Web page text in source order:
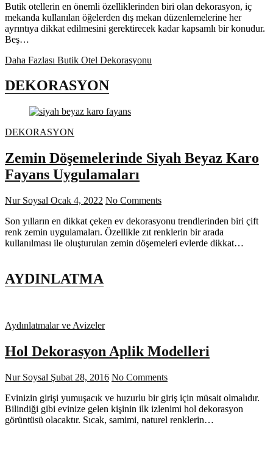
Butik otellerin en önemli özelliklerinden biri olan dekorasyon, iç
mekanda kullanılan öğelerden dış mekan düzenlemelerine her
ayrıntıya dikkat edilmesini gerektirecek kadar kapsamlı bir konudur.
Beş…
Daha Fazlası Butik Otel Dekorasyonu
DEKORASYON
DEKORASYON
Zemin Döşemelerinde Siyah Beyaz Karo
Fayans Uygulamaları
Nur Soysal Ocak 4, 2022 No Comments
Son yılların en dikkat çeken ev dekorasyonu trendlerinden biri çift
renk zemin uygulamaları. Özellikle zıt renklerin bir arada
kullanılması ile oluşturulan zemin döşemeleri evlerde dikkat…
AYDINLATMA
Aydınlatmalar ve Avizeler
Hol Dekorasyon Aplik Modelleri
Nur Soysal Şubat 28, 2016 No Comments
Evinizin girişi yumuşacık ve huzurlu bir giriş için müsait olmalıdır.
Bilindiği gibi evinize gelen kişinin ilk izlenimi hol dekorasyon
görüntüsü olacaktır. Sıcak, samimi, naturel renklerin…